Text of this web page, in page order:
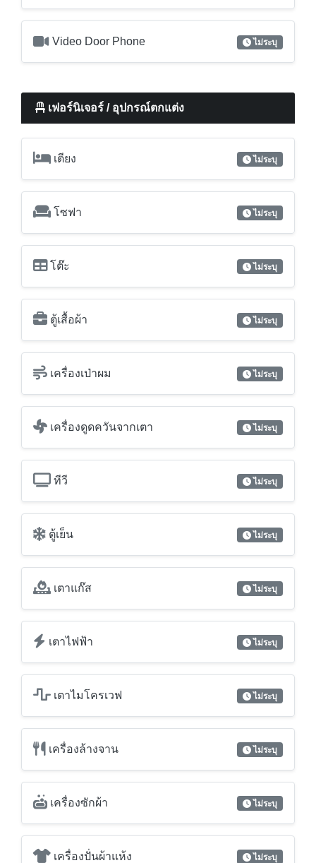
Video Door Phone ไม่ระบุ
เฟอร์นิเจอร์ / อุปกรณ์ตกแต่ง
เตียง ไม่ระบุ
โซฟา ไม่ระบุ
โต๊ะ ไม่ระบุ
ตู้เสื้อผ้า ไม่ระบุ
เครื่องเป่าผม ไม่ระบุ
เครื่องดูดควันจากเตา ไม่ระบุ
ทีวี ไม่ระบุ
ตู้เย็น ไม่ระบุ
เตาแก๊ส ไม่ระบุ
เตาไฟฟ้า ไม่ระบุ
เตาไมโครเวฟ ไม่ระบุ
เครื่องล้างจาน ไม่ระบุ
เครื่องซักผ้า ไม่ระบุ
เครื่องปั่นผ้าแห้ง ไม่ระบุ